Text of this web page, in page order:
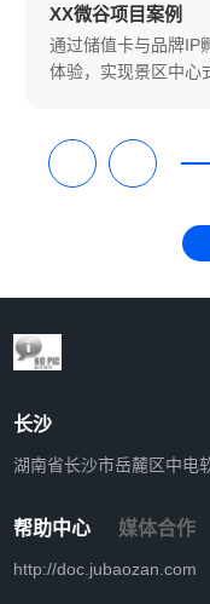
XX微谷项目案例
通过储值卡与品牌IP
体验，实现景区中心
长沙
湖南省长沙市岳麓区中电
帮助中心 媒体合作
http://doc.jubaozan.com